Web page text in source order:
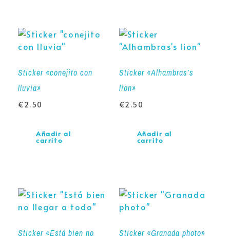
Sticker «conejito con
lluvia»
€2.50
Añadir al
carrito
Sticker «Alhambras’s
lion»
€2.50
Añadir al
carrito
Sticker «Está bien no
Sticker «Granada photo»